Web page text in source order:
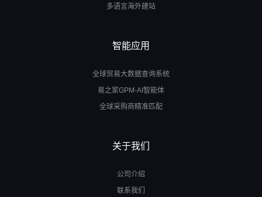
多语言海外建站
智能应用
全球贸易大数据查询系统
易之家GPM-AI智能体
全球采购商精准匹配
关于我们
公司介绍
联系我们